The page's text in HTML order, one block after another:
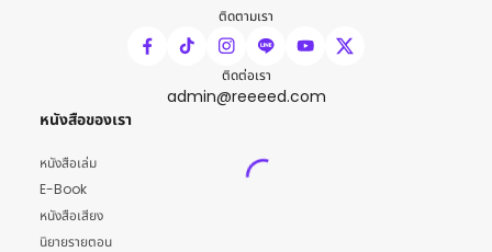
ติดตามเรา
ติดต่อเรา
admin@reeeed.com
หนังสือของเรา
หนังสือเล่ม
E-Book
หนังสือเสียง
นิยายรายตอน